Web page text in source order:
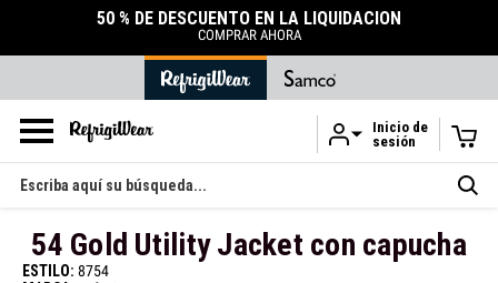
Ir al contenido principal
50 % DE DESCUENTO EN LA LIQUIDACIÓN
COMPRAR AHORA
Inicio de
sesión
Buscar
en
54 Gold Utility Jacket con capucha
ESTILO: 8754